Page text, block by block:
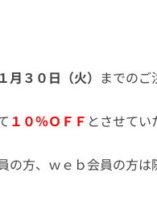
月３０日（火） までのご
１０％ＯＦＦ とさせてい
の方、ｗｅｂ会員の方は